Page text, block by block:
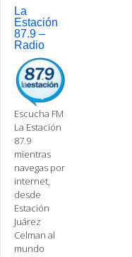
navigation
La
Estación
87.9 –
Radio
Escucha FM
La Estación
87.9
mientras
navegas por
internet,
desde
Estación
Juárez
Celman al
mundo